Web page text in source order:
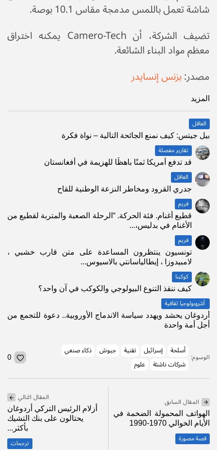
شاشة تعمل باللمس مدمجة مقاس 10.1 بوصة.
تضيف الشركة، أن Camero-Tech يمكنه اختراق
معظم مواد البناء الشائعة.
مصدر:بزنس إنسايدر
المزيد
العاقل
بيل جيتس: كيف نمنع الجائحة التالية – نواة فكرة
تقارير مفصلة
قد تدفع أمريكا ثمنًا باهظًا للهزيمة في أفغانستان
العاقل
جدري القرود ومخاطر النزعة الوطنية للقاح
فريم
قطيع أغنام. فئة الحركة. “الرحلة الصعبة والمتربة لقطيع من
الأغنام في بدليس،...
فريم
تونسيون ينتظرون المساعدة على متن قارب خشبي ،
لامبيدوزا ، إيطالياسانتي بالاسيوس...
كوكبنا
كيف ننقذ التنوع البيولوجي والكوكب في آن واحد؟
أنثروبولوجيا ثقافية
أردوغان يحشد ويهدد سياسة الاندماج الأوروبية.. دعوة للتجمع من
أجل أمة واحدة
الوسوم:
أسلحة إسرائيل تقنية جيوش ذكاء صنعي
شركات ناشئة
علوم 0
المقال السابق
الهواتف المحمولة الضخمة في
الأيام الخوالي 1970-1990
قصة مصورة
المقال التالي
أزلام الرئيس التركي أردوغان
يحتالون على بنك التشيك
بأكثر...
ترجمات